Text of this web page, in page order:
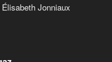
Élisabeth Jonniaux